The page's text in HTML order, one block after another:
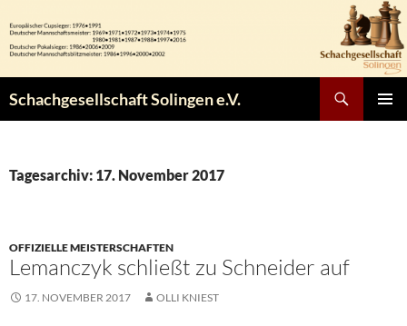
Inhalt
springen
Schachgesellschaft Solingen e.V.
Tagesarchiv: 17. November 2017
OFFIZIELLE MEISTERSCHAFTEN
Lemanczyk schließt zu Schneider auf
17. NOVEMBER 2017 OLLI KNIEST